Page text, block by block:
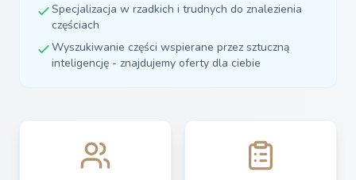
Specjalizacja w rzadkich i trudnych do znalezienia
częściach
Wyszukiwanie części wspierane przez sztuczną
inteligencję - znajdujemy oferty dla ciebie